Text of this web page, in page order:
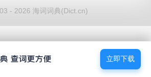
- 2026 海词词典(Dict.cn)
立即下载
立即下载